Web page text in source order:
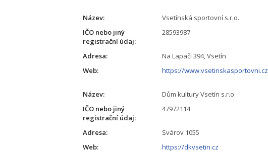
Název:
Vsetínská sportovní s.r.o.
IČO nebo jiný
registrační údaj:
28593987
Adresa:
Na Lapači 394, Vsetín
Web:
https://www.vsetinskasportovni.cz
Název:
Dům kultury Vsetín s.r.o.
IČO nebo jiný
registrační údaj:
47972114
Adresa:
Svárov 1055
Web:
https://dkvsetin.cz